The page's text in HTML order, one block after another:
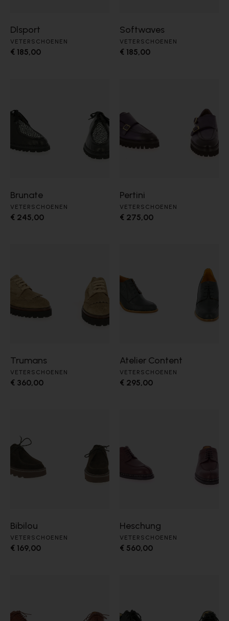
Dlsport
VETERSCHOENEN
€ 185,00
Softwaves
VETERSCHOENEN
€ 185,00
Brunate
VETERSCHOENEN
€ 245,00
Pertini
VETERSCHOENEN
€ 275,00
Trumans
VETERSCHOENEN
€ 360,00
Atelier Content
VETERSCHOENEN
€ 295,00
Bibilou
VETERSCHOENEN
€ 169,00
Heschung
VETERSCHOENEN
€ 560,00